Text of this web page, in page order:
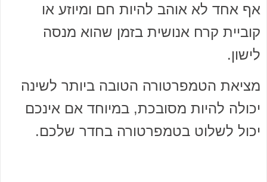
אף אחד לא אוהב להיות חם ומיוזע או
קוביית קרח אנושית בזמן שהוא מנסה
לישון.
מציאת הטמפרטורה הטובה ביותר לשינה
יכולה להיות מסובכת, במיוחד אם אינכם
יכול לשלוט בטמפרטורה בחדר שלכם.